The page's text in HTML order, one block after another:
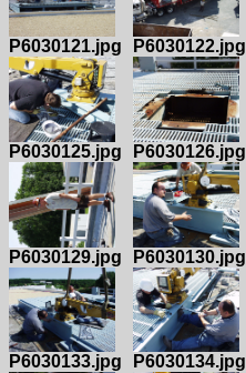
P6030121.jpg P6030122.jpg
P6030125.jpg P6030126.jpg
P6030129.jpg P6030130.jpg
P6030133.jpg P6030134.jpg